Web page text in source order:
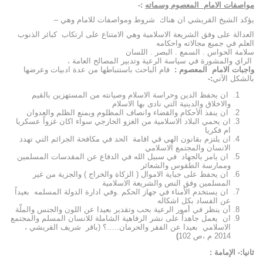
مواصفات الامام المعصوم وسماته :-
يؤكد الشيخ القريشي ان هناك شروط ومواصفات للامام وهي –
العدالة على وفق الشريعة الاسلامية وهي الامتناع على ارتكاب كبائر الذنوب
العلم في جميع مجالاته واحكامه
سلامة الحواس . السمع . البصر . اللسان
الراي والمشورة في سياسة الرعية وتدبير المصالح العامة ،
واجبات الامام المعصوم : قام الباحث باستنباطها من عدة ادبيات وعرضها
بالشكل الآتي:-
ان يحفظ الدين وحراسة الاسلام وصيانته من المستهزين بالقيم
والاخلاق والدينية التي نادى بها الاسلام
ان ينفذ الأحكام والقضاء وانصاف المظلوم ويمنع الظلم والعدوان
ان يحمي البلاد الاسلامية من الغزو الخارجي سواء اكان غزواً عسكريا
ام فكريا
ان يلتزم بقانون الهي قي اقامة الحد في مكافحة الجرائم التي تهدد
الانسان والمجتمع الاسلامي
ان يامر بالجهاد في سبيل الله في الدفاع عن المقدسات المسلمين
وممارسة الطقوس والشعائر
ان يحفظ على جباية الاموال ( الزكاة والخراج ) والجزية من غير
المسلمين وفق النص والشريعة الاسلامية
ان يستخدم الأمناء في جهاز الحكم .وفي ادارة الدولة المسلمه بعيداً
عن الفساد بكل اشكاله
أن ينظر في أمور الرعية بحب وتقدير بعيدا عن اللون والجنس والملّة
ان يعمل جاهداً على نشر الرفاهية الشاملة للانسان المسلم والمجتمع
الاسلامي بعيدا عن الفقر والحرمان…..؟ (باقر شريف القريشي ،
2014 م ،ص 102
)
ثانيا:- الإمامة :